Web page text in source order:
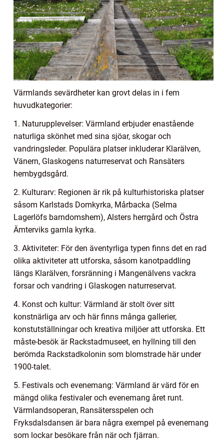
Värmlands sevärdheter kan grovt delas in i fem
huvudkategorier:
1. Naturupplevelser: Värmland erbjuder enastående
naturliga skönhet med sina sjöar, skogar och
vandringsleder. Populära platser inkluderar Klarälven,
Vänern, Glaskogens naturreservat och Ransäters
hembygdsgård.
2. Kulturarv: Regionen är rik på kulturhistoriska platser
såsom Karlstads Domkyrka, Mårbacka (Selma
Lagerlöfs barndomshem), Alsters herrgård och Östra
Ämterviks gamla kyrka.
3. Aktiviteter: För den äventyrliga typen finns det en rad
olika aktiviteter att utforska, såsom kanotpaddling
längs Klarälven, forsränning i Mangenälvens vackra
forsar och vandring i Glaskogen naturreservat.
4. Konst och kultur: Värmland är stolt över sitt
konstnärliga arv och här finns många gallerier,
konstutställningar och kreativa miljöer att utforska. Ett
måste-besök är Rackstadmuseet, en hyllning till den
berömda Rackstadkolonin som blomstrade här under
1900-talet.
5. Festivals och evenemang: Värmland är värd för en
mängd olika festivaler och evenemang året runt.
Värmlandsoperan, Ransätersspelen och
Fryksdalsdansen är bara några exempel på evenemang
som lockar besökare från när och fjärran.